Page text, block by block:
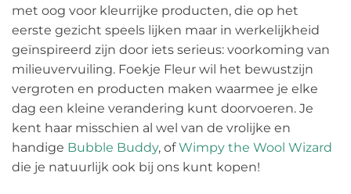
met oog voor kleurrijke producten, die op het
eerste gezicht speels lijken maar in werkelijkheid
geïnspireerd zijn door iets serieus: voorkoming van
milieuvervuiling. Foekje Fleur wil het bewustzijn
vergroten en producten maken waarmee je elke
dag een kleine verandering kunt doorvoeren. Je
kent haar misschien al wel van de vrolijke en
handige Bubble Buddy, ofWimpy the Wool Wizard
die je natuurlijk ook bij ons kunt kopen!